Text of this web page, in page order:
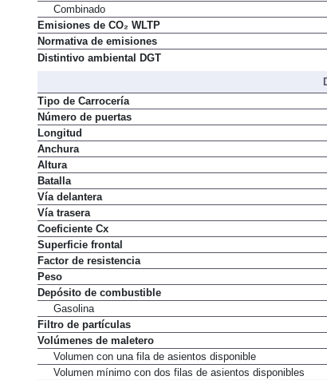
Combinado
Emisiones de CO₂ WLTP
Normativa de emisiones
Distintivo ambiental DGT
Tipo de Carrocería
Número de puertas
Longitud
Anchura
Altura
Batalla
Vía delantera
Vía trasera
Coeficiente Cx
Superficie frontal
Factor de resistencia
Peso
Depósito de combustible
Gasolina
Filtro de partículas
Volúmenes de maletero
Volumen con una fila de asientos disponible
Volumen mínimo con dos filas de asientos disponibles